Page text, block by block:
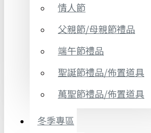
情人節
父親節/母親節禮品
端午節禮品
聖誕節禮品/佈置道具
萬聖節禮品/佈置道具
冬季專區